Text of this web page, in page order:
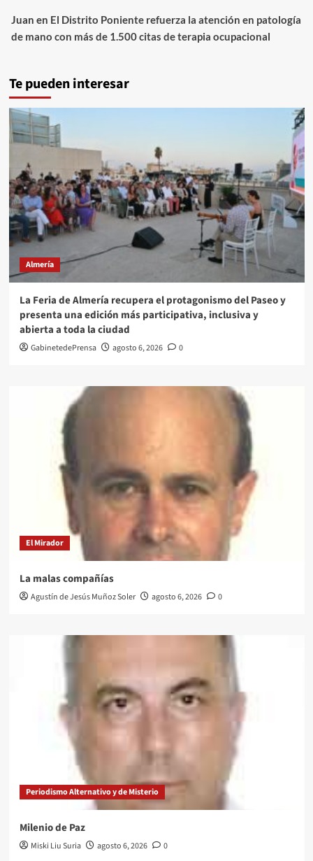
Juan en El Distrito Poniente refuerza la atención en patología
de mano con más de 1.500 citas de terapia ocupacional
Te pueden interesar
Almería
La Feria de Almería recupera el protagonismo del Paseo y
presenta una edición más participativa, inclusiva y
abierta a toda la ciudad
GabinetedePrensa agosto 6, 2026 0
El Mirador
La malas compañías
Agustín de Jesús Muñoz Soler agosto 6, 2026 0
Periodismo Alternativo y de Misterio
Milenio de Paz
Miski Liu Suria agosto 6, 2026 0